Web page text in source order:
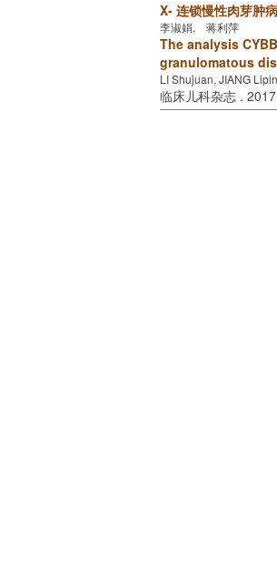
X- 连锁慢性肉芽肿
李淑娟, 蒋利萍
The analysis
granulomatous
LI Shujuan, JIANG
临床儿科杂志 .